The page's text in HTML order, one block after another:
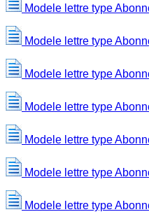
Modele lettre type
Modele lettre type
Modele lettre type
Modele lettre type
Modele lettre type
Modele lettre type
Modele lettre type